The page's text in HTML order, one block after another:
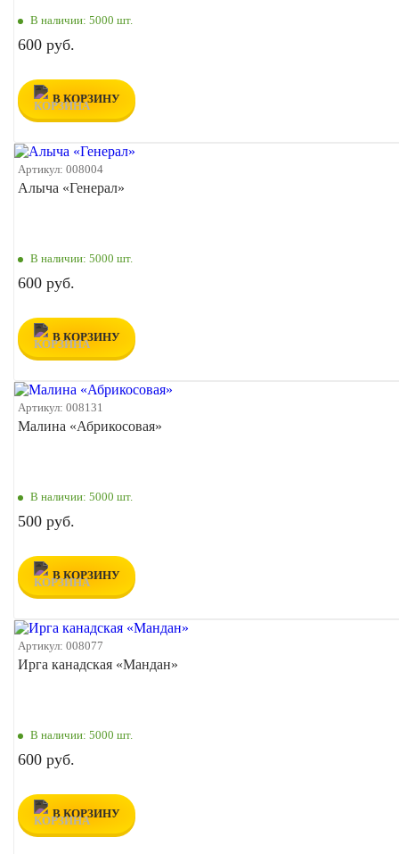
В наличии: 5000 шт.
600 руб.
В КОРЗИНУ
Артикул: 008004
Алыча «Генерал»
В наличии: 5000 шт.
600 руб.
В КОРЗИНУ
Артикул: 008131
Малина «Абрикосовая»
В наличии: 5000 шт.
500 руб.
В КОРЗИНУ
Артикул: 008077
Ирга канадская «Мандан»
В наличии: 5000 шт.
600 руб.
В КОРЗИНУ